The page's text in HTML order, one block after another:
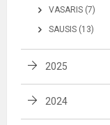
VASARIS (7)
SAUSIS (13)
2025
2024